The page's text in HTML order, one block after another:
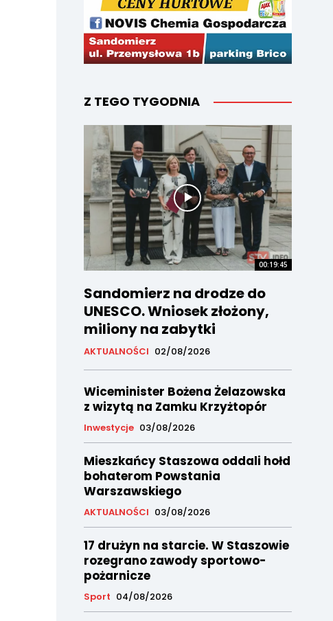
Z TEGO TYGODNIA
00:19:45
Sandomierz na drodze do
UNESCO. Wniosek złożony,
miliony na zabytki
AKTUALNOŚCI 02/08/2026
Wiceminister Bożena Żelazowska
z wizytą na Zamku Krzyżtopór
Inwestycje 03/08/2026
Mieszkańcy Staszowa oddali hołd
bohaterom Powstania
Warszawskiego
AKTUALNOŚCI 03/08/2026
17 drużyn na starcie. W Staszowie
rozegrano zawody sportowo-
pożarnicze
Sport 04/08/2026